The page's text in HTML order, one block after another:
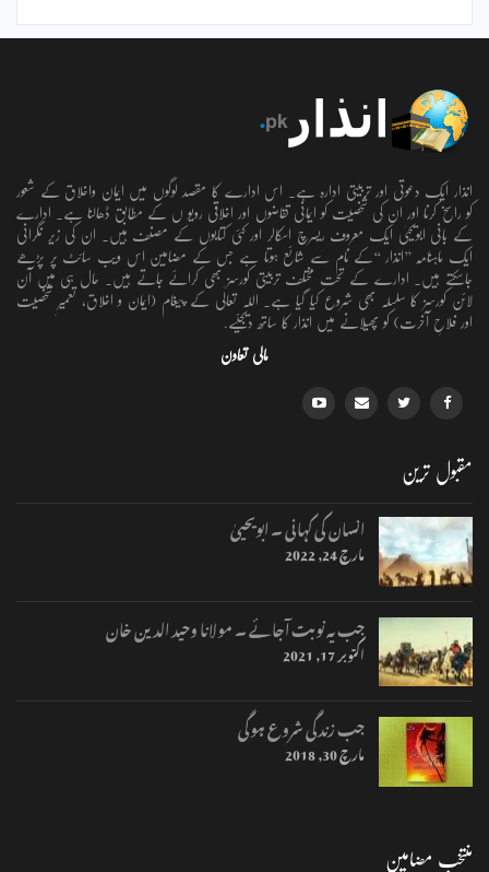
انذار ایک دعوتی اور تربیتی ادارہ ہے۔ اس ادارے کا مقصد لوگوں میں ایمان واخلاق کے شعور
کو راسخ کرنا اور ان کی شخصیت کو ایمانی تقاضوں اور اخلاقی رویو ں کے مطابق ڈھالنا ہے۔ ادارے
کے بانی ابویحییٰ ایک معروف ریسرچ اسکالر اور کئی کتابوں کے مصنف ہیں۔ ان کی زیر نگرانی
ایک ماہنامہ ’’انذار ‘‘کے نام سے شائع ہوتا ہے جس کے مضامین اس ویب سائٹ پر پڑھے
جاسکتے ہیں۔ ادارے کے تحت مختلف تربیتی کورسز بھی کرائے جاتے ہیں۔ حال ہی میں آن
لائن کورسز کا سلسلہ بھی شروع کیا گیا ہے۔ اللہ تعالٰی کے پیغام (ایمان و اخلاق، تعمیرِ شخصیت
اور فلاحِ آخرت) کو پھیلانے میں انذار کا ساتھ دیجئیے.
مالی تعاون
مقبول ترین
انسان کی کہانی ۔ ابویحییٰ
مارچ 24, 2022
جب یہ نوبت آجائے ۔ مولانا وحید الدین خان
اکتوبر 17, 2021
جب زندگی شروع ہوگی
مارچ 30, 2018
منتخب مضامین